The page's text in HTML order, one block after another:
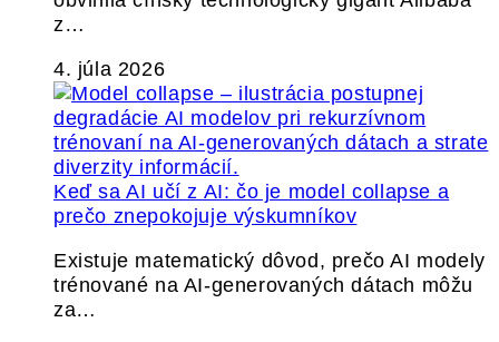
z…
4. júla 2026
Keď sa AI učí z AI: čo je model collapse a
prečo znepokojuje výskumníkov
Existuje matematický dôvod, prečo AI modely
trénované na AI-generovaných dátach môžu
za…